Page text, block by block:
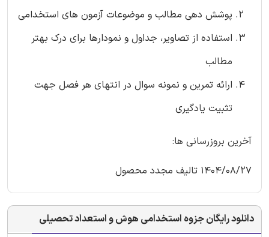
پوشش دهی مطالب و موضوعات آزمون های استخدامی
استفاده از تصاویر، جداول و نمودارها برای درک بهتر
مطالب
ارائه تمرین و نمونه سوال در انتهای هر فصل جهت
تثبیت یادگیری
آخرین بروزرسانی ها:
1404/08/27 تالیف مجدد محصول
دانلود رایگان جزوه استخدامی هوش و استعداد تحصیلی